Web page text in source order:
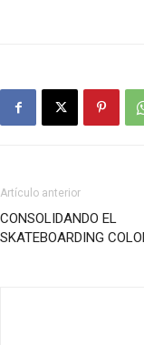
Artículo anterior
CONSOLIDANDO EL
SKATEBOARDING